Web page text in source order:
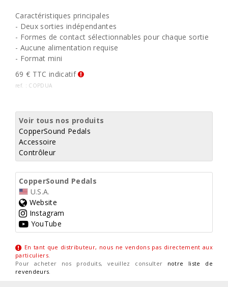
Caractéristiques principales
- Deux sorties indépendantes
- Formes de contact sélectionnables pour chaque sortie
- Aucune alimentation requise
- Format mini
69 € TTC indicatif
ref. : COPDUA
Voir tous nos produits
CopperSound Pedals
Accessoire
Contrôleur
CopperSound Pedals
U.S.A.
Website
Instagram
YouTube
En tant que distributeur, nous ne vendons pas directement aux
particuliers.
Pour acheter nos produits, veuillez consulter notre liste de
revendeurs.